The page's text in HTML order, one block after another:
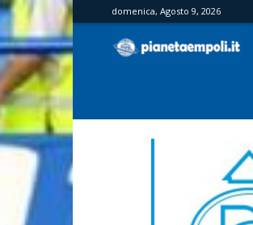
domenica, Agosto 9, 2026